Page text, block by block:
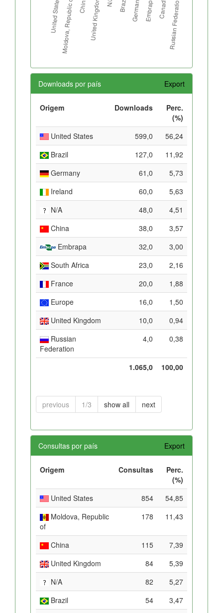
Downloads por país Export
Origem Downloads
Perc.
(%)
United States
599,0
56,24
Brazil
127,0
11,92
Germany
61,0
5,73
Ireland
60,0
5,63
N/A
48,0
4,51
China
38,0
3,57
Embrapa
32,0
3,00
South Africa
23,0
2,16
France
20,0
1,88
Europe
16,0
1,50
United Kingdom
10,0
0,94
Russian
Federation
4,0 0,38
1.065,0 100,00
previous 1/3 show all next
Consultas por país Export
Origem Consultas
Perc.
(%)
United States
854
54,85
Moldova, Republic
of
178 11,43
China 115
7,39
United Kingdom
84
5,39
N/A
82
5,27
Brazil
54
3,47